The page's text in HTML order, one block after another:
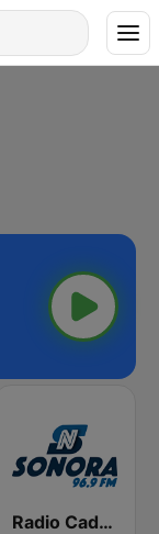
Radio Cadena Sonora